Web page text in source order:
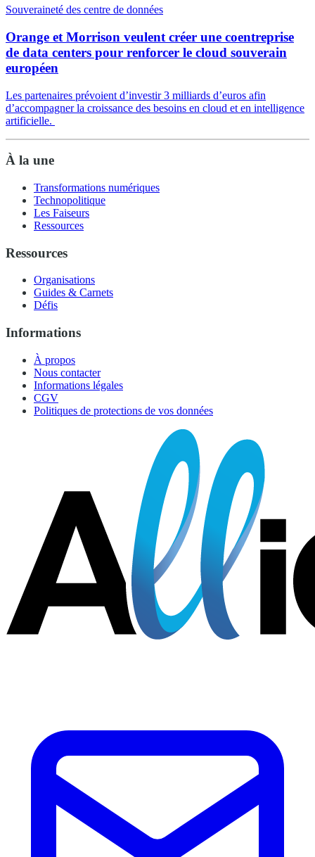
Souveraineté des centre de données
Orange et Morrison veulent créer une coentreprise
de data centers pour renforcer le cloud souverain
européen
Les partenaires prévoient d’investir 3 milliards d’euros afin
d’accompagner la croissance des besoins en cloud et en intelligence
artificielle.
À la une
Transformations numériques
Technopolitique
Les Faiseurs
Ressources
Ressources
Organisations
Guides & Carnets
Défis
Informations
À propos
Nous contacter
Informations légales
CGV
Politiques de protections de vos données